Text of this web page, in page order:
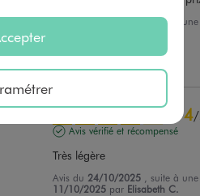
Avis du26/10/2025 , suite à
4/
Avis vérifié et récompensé
Très légère
Avis du 24/10/2025
, suite à
11/10/2025 par Elisabeth C.